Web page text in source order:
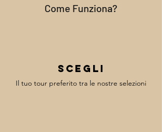
Come Funziona?
Scegli
Il tuo tour preferito tra le nostre selezioni